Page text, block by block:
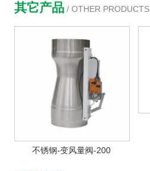
其它产品/ OTHER PRODUCTS
不锈钢-变风量阀-200